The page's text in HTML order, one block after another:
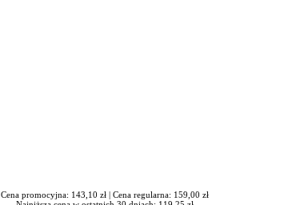
Cena promocyjna: 143,10 zł | Cena regularna: 159,00 zł